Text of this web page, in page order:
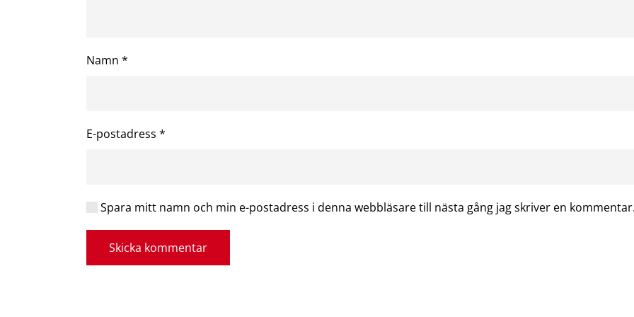
Namn *
E-postadress *
Spara mitt namn och min e-postadress i denna webbläsare till nästa gång jag skriver en
Skicka kommentar